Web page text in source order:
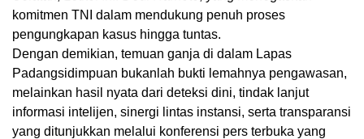
komitmen TNI dalam mendukung penuh proses
pengungkapan kasus hingga tuntas.
Dengan demikian, temuan ganja di dalam Lapas
Padangsidimpuan bukanlah bukti lemahnya pengawasan,
melainkan hasil nyata dari deteksi dini, tindak lanjut
informasi intelijen, sinergi lintas instansi, serta transparansi
yang ditunjukkan melalui konferensi pers terbuka yang